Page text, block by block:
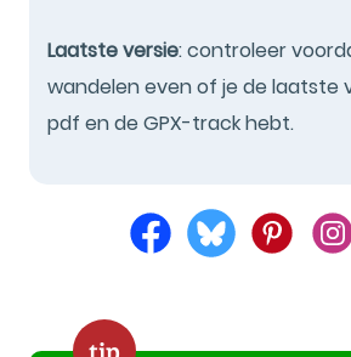
Laatste versie: controleer
wandelen even of je de laatste
pdf en de GPX-track hebt.